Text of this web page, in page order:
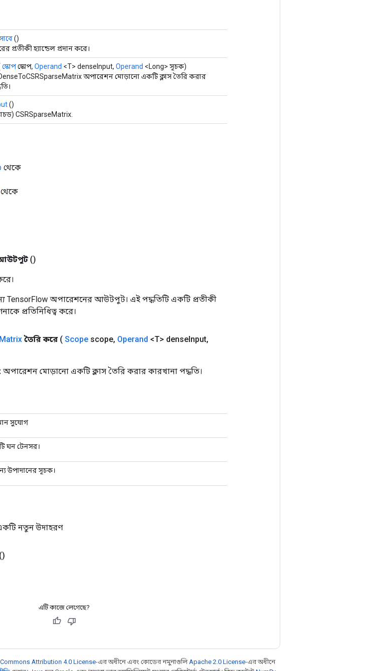
()
প্রতীকী হ্যান্ডেল প্রদান করে।
স্কোপস্কোপ, Operand <T> denseInput, Operand <Long> সূচক)
অপারেশন মোড়ানো একটি ক্লাস তৈরি করার
()
CSRSparseMatrix.
থেকে
থেকে
আউটপুট ()
অপারেশনের আউটপুট। এই পদ্ধতিটি একটি প্রতীকী
প্রতিনিধিত্ব করে।
Matrix তৈরি করে ( Scope scope, Operand <T> denseInput,
মোড়ানো একটি ক্লাস তৈরি করার কারখানা পদ্ধতি।
সুযোগ
ঘন টেনসর।
উপাদানের সূচক।
নতুন উদাহরণ
()
এটি কাজে লেগেছে?
Attribution 4.0 License-এর অধীনে এবং কোডের নমুনাগুলি Apache 2.0 License-এর অধীনে